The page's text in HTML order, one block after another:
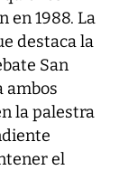
en 1988. La
destaca la
San
ambos
la palestra
el